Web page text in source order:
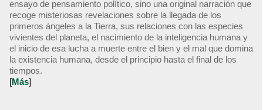
ensayo de pensamiento político, sino una original narración que
recoge misteriosas revelaciones sobre la llegada de los
primeros ángeles a la Tierra, sus relaciones con las especies
vivientes del planeta, el nacimiento de la inteligencia humana y
el inicio de esa lucha a muerte entre el bien y el mal que domina
la existencia humana, desde el principio hasta el final de los
tiempos.
[Más]